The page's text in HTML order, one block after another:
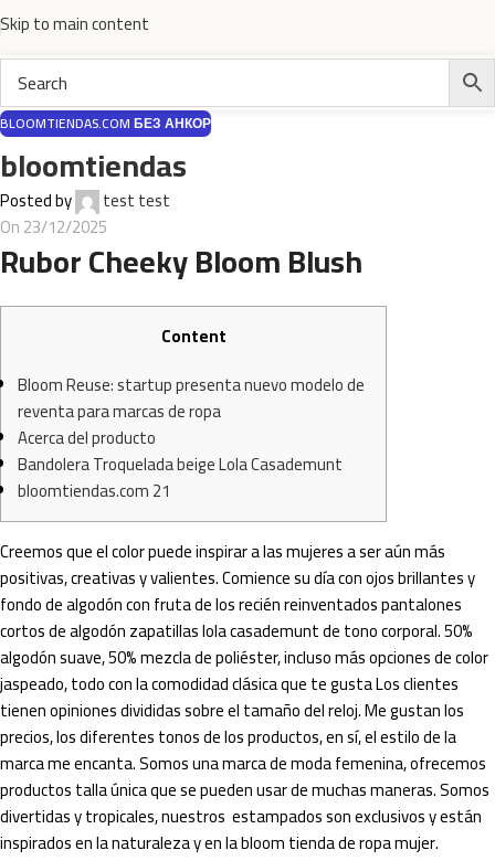
Skip to main content
BLOOMTIENDAS.COM БЕЗ АНКОР
bloomtiendas
Posted by
test test
On 23/12/2025
Rubor Cheeky Bloom Blush
Content
Bloom Reuse: startup presenta nuevo modelo de
reventa para marcas de ropa
Acerca del producto
Bandolera Troquelada beige Lola Casademunt
bloomtiendas.com 21
Creemos que el color puede inspirar a las mujeres a ser aún más
positivas, creativas y valientes. Comience su día con ojos brillantes y
fondo de algodón con fruta de los recién reinventados pantalones
cortos de algodón zapatillas lola casademunt de tono corporal. 50%
algodón suave, 50% mezcla de poliéster, incluso más opciones de color
jaspeado, todo con la comodidad clásica que te gusta Los clientes
tienen opiniones divididas sobre el tamaño del reloj. Me gustan los
precios, los diferentes tonos de los productos, en sí, el estilo de la
marca me encanta. Somos una marca de moda femenina, ofrecemos
productos talla única que se pueden usar de muchas maneras. Somos
divertidas y tropicales, nuestros estampados son exclusivos y están
inspirados en la naturaleza y en la bloom tienda de ropa mujer.